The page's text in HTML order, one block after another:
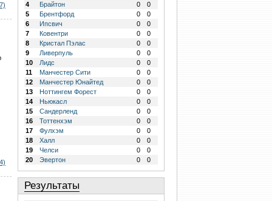
4
Брайтон 0
0
5
Брентфорд 0
0
6
Ипсвич 0
0
7
Ковентри 0
0
8
Кристал Пэлас 0
0
9
Ливерпуль 0
0
10
Лидс 0
0
11
Манчестер Сити 0
0
12
Манчестер Юнайтед 0
0
13
Ноттингем Форест 0
0
14
Ньюкасл 0
0
15
Сандерленд 0
0
16
Тоттенхэм 0
0
17
Фулхэм 0
0
18
Халл 0
0
19
Челси 0
0
20
Эвертон 0 0
Результаты